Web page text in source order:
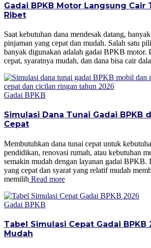
Gadai BPKB Motor Langsung Cair
Ribet
Saat kebutuhan dana mendesak datang,
pinjaman yang cepat dan mudah. Salah satu
banyak digunakan adalah gadai BPKB motor.
cepat, syaratnya mudah, dan dana bisa cair
Gadai BPKB
Simulasi Dana Tunai Gadai BPKB
Cepat
Membutuhkan dana tunai cepat untuk
pendidikan, renovasi rumah, atau kebutuhan
semakin mudah dengan layanan gadai BPKB.
yang cepat dan syarat yang relatif mudah
memilih Read more
Gadai BPKB
Tabel Simulasi Cepat Gadai BPKB
Mudah